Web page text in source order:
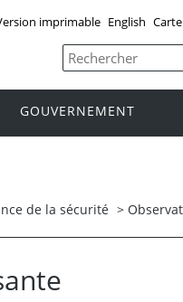
imprimable English
GOUVERNEMENT
de la sécurité >